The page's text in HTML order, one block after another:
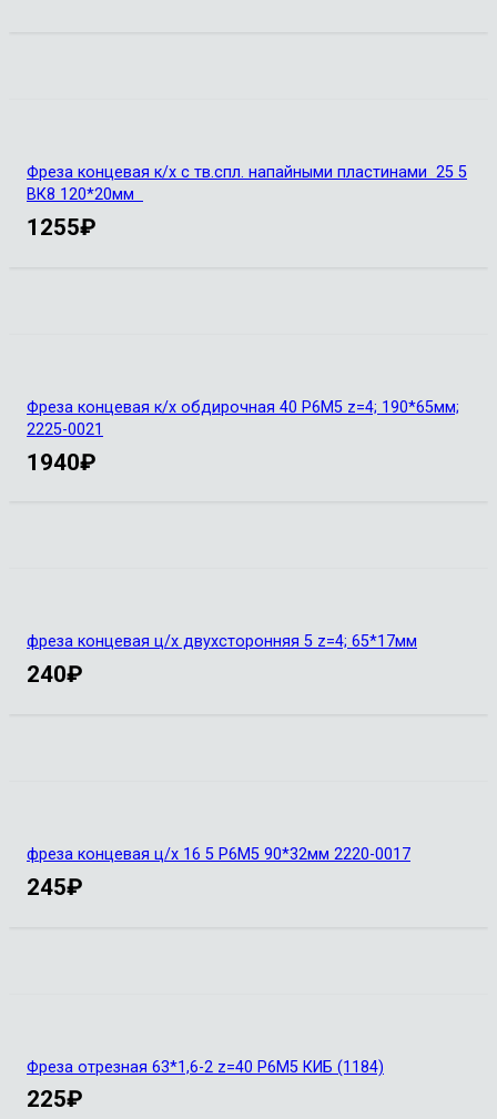
Фреза концевая к/х с тв.спл. напайными пластинами 25 5
ВК8 120*20мм
1255₽
Фреза концевая к/х обдирочная 40 Р6М5 z=4; 190*65мм;
2225-0021
1940₽
фреза концевая ц/х двухсторонняя 5 z=4; 65*17мм
240₽
фреза концевая ц/х 16 5 Р6М5 90*32мм 2220-0017
245₽
Фреза отрезная 63*1,6-2 z=40 Р6М5 КИБ (1184)
225₽